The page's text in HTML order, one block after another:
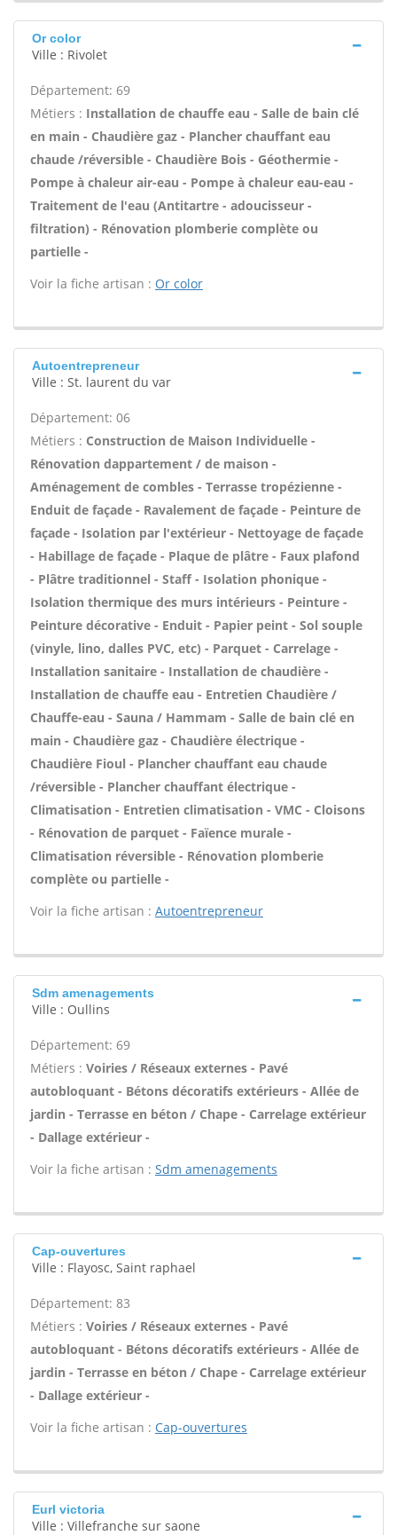
Or color
Ville : Rivolet
Département: 69
Métiers : Installation de chauffe eau - Salle de bain clé
en main - Chaudière gaz - Plancher chauffant eau
chaude /réversible - Chaudière Bois - Géothermie -
Pompe à chaleur air-eau - Pompe à chaleur eau-eau -
Traitement de l'eau (Antitartre - adoucisseur -
filtration) - Rénovation plomberie complète ou
partielle -
Voir la fiche artisan : Or color
Autoentrepreneur
Ville : St. laurent du var
Département: 06
Métiers : Construction de Maison Individuelle -
Rénovation dappartement / de maison -
Aménagement de combles - Terrasse tropézienne -
Enduit de façade - Ravalement de façade - Peinture de
façade - Isolation par l'extérieur - Nettoyage de façade
- Habillage de façade - Plaque de plâtre - Faux plafond
- Plâtre traditionnel - Staff - Isolation phonique -
Isolation thermique des murs intérieurs - Peinture -
Peinture décorative - Enduit - Papier peint - Sol souple
(vinyle, lino, dalles PVC, etc) - Parquet - Carrelage -
Installation sanitaire - Installation de chaudière -
Installation de chauffe eau - Entretien Chaudière /
Chauffe-eau - Sauna / Hammam - Salle de bain clé en
main - Chaudière gaz - Chaudière électrique -
Chaudière Fioul - Plancher chauffant eau chaude
/réversible - Plancher chauffant électrique -
Climatisation - Entretien climatisation - VMC - Cloisons
- Rénovation de parquet - Faïence murale -
Climatisation réversible - Rénovation plomberie
complète ou partielle -
Voir la fiche artisan : Autoentrepreneur
Sdm amenagements
Ville : Oullins
Département: 69
Métiers : Voiries / Réseaux externes - Pavé
autobloquant - Bétons décoratifs extérieurs - Allée de
jardin - Terrasse en béton / Chape - Carrelage extérieur
- Dallage extérieur -
Voir la fiche artisan : Sdm amenagements
Cap-ouvertures
Ville : Flayosc, Saint raphael
Département: 83
Métiers : Voiries / Réseaux externes - Pavé
autobloquant - Bétons décoratifs extérieurs - Allée de
jardin - Terrasse en béton / Chape - Carrelage extérieur
- Dallage extérieur -
Voir la fiche artisan : Cap-ouvertures
Eurl victoria
Ville : Villefranche sur saone